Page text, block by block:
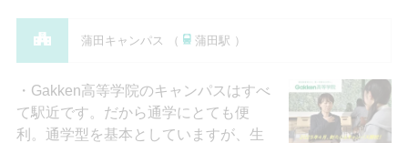
蒲田キャンパス （ 蒲田駅 ）
Gakken高等学院のキャンパスはすべ
て駅近です。だから通学にとても便
利。通学型を基本としていますが、生